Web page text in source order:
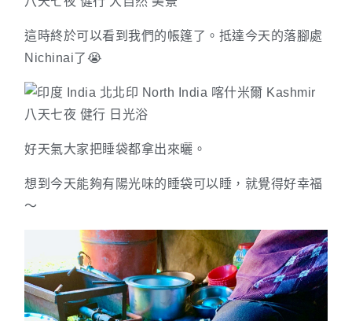
這時終於可以看到我們的帳篷了。抵達今天的落腳處
Nichinai了😭
好天氣大家把睡袋都拿出來曬。
想到今天能夠有陽光味的睡袋可以睡，就覺得好幸福
～